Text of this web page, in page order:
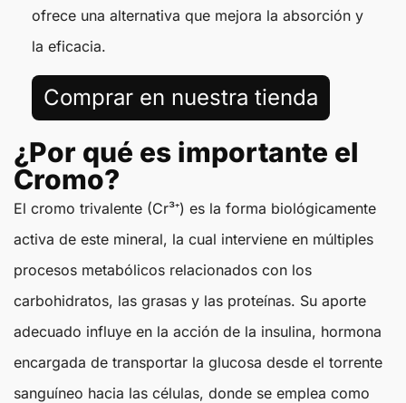
ofrece una alternativa que mejora la absorción y
la eficacia.
Comprar en nuestra tienda
¿Por qué es importante el
Cromo?
El cromo trivalente (Cr³⁺) es la forma biológicamente
activa de este mineral, la cual interviene en múltiples
procesos metabólicos relacionados con los
carbohidratos, las grasas y las proteínas. Su aporte
adecuado influye en la acción de la insulina, hormona
encargada de transportar la glucosa desde el torrente
sanguíneo hacia las células, donde se emplea como